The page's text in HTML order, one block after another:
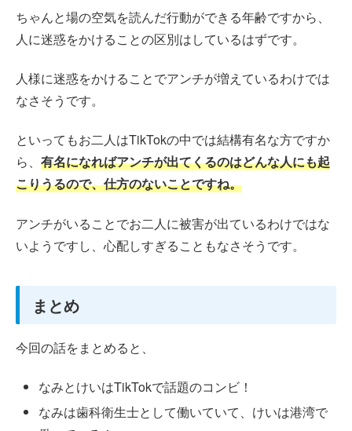
ちゃんと場の空気を読んだ行動ができる年齢ですから、
人に迷惑をかけることの区別はしているはずです。
人様に迷惑をかけることでアンチが増えているわけでは
なさそうです。
といってもお二人はTikTokの中では結構有名な方ですか
ら、 有名になればアンチが出てくるのはどんな人にも起
こりうるので、仕方のないことですね。
アンチがいることでお二人に被害が出ているわけではな
いようですし、心配しすぎることもなさそうです。
まとめ
今回の話をまとめると、
なみとけいはTikTokで話題のコンビ！
なみは歯科衛生士として働いていて、けいは港湾で